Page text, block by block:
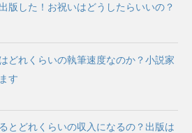
版した！お祝いはどうしたらいいの？
どれくらいの執筆速度なのか？小説家
す
とどれくらいの収入になるの？出版は